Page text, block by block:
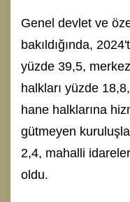
Genel devlet ve
bakıldığında,
yüzde 39,5,
halkları yüzde
hane halklarına
gütmeyen
2,4, mahalli
oldu.